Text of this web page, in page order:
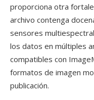
proporciona otra
archivo contenga
sensores
los datos en múltiples
compatibles con
formatos de imagen
publicación.